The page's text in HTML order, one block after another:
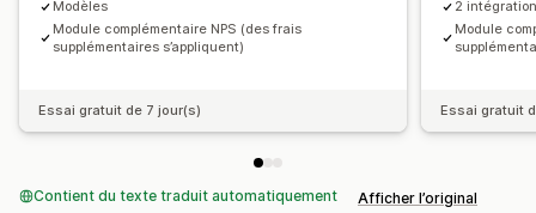
Modèles
Module complémentaire NPS (des frais
supplémentaires s’appliquent)
Essai gratuit de 7 jour(s)
2
Module
Essai gratuit
Contient du texte traduit automatiquement Afficher l’original